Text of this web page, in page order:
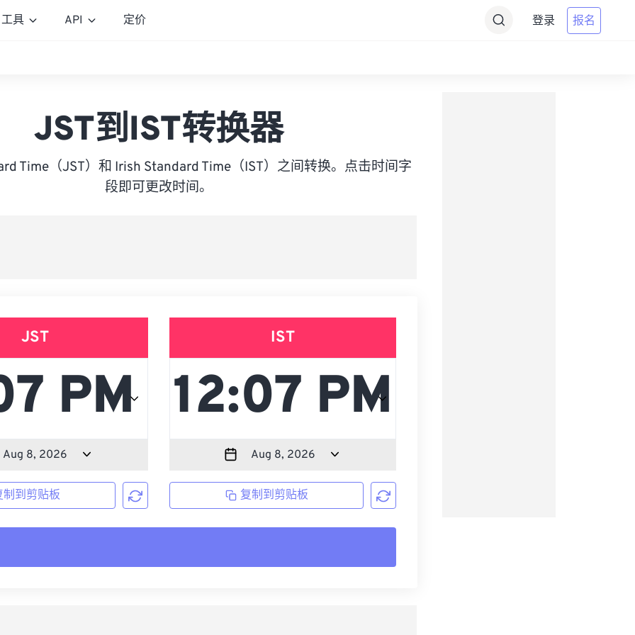
工具 API 定价 登录 报名
JST到IST转换器
Time（JST）和 Irish Standard Time（IST）之间转换。点击时间字
段即可更改时间。
JST
制到剪贴板
IST
复制到剪贴板